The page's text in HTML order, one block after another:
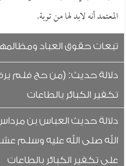
المعتمد أنه لابد لها من توبة.
تبعات حقوق العباد
دلالة حديث: (من حج فلم
تكفير الكبائر بالطاعات
دلالة حديث العباس بن
الله صلى الله عليه وسلم
على تكفير الكبائر بالطاعات